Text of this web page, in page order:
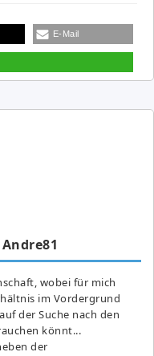
E-Mail
wobei für mich
im Vordergrund
der Suche nach den
könnt...
der